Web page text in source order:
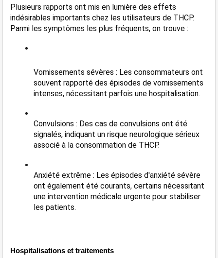
Plusieurs rapports ont mis en lumière des effets
indésirables importants chez les utilisateurs de THCP.
Parmi les symptômes les plus fréquents, on trouve :
Vomissements sévères : Les consommateurs ont
souvent rapporté des épisodes de vomissements
intenses, nécessitant parfois une hospitalisation​​.
Convulsions : Des cas de convulsions ont été
signalés, indiquant un risque neurologique sérieux
associé à la consommation de THCP​​​.
Anxiété extrême : Les épisodes d'anxiété sévère
ont également été courants, certains nécessitant
une intervention médicale urgente pour stabiliser
les patients​​.
Hospitalisations et traitements